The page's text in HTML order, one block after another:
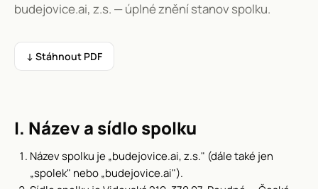
budejovice.ai, z.s. — úplné znění stanov spolku.
↓ Stáhnout PDF
I. Název a sídlo spolku
Název spolku je „budejovice.ai, z.s." (dále také jen
„spolek" nebo „budejovice.ai").